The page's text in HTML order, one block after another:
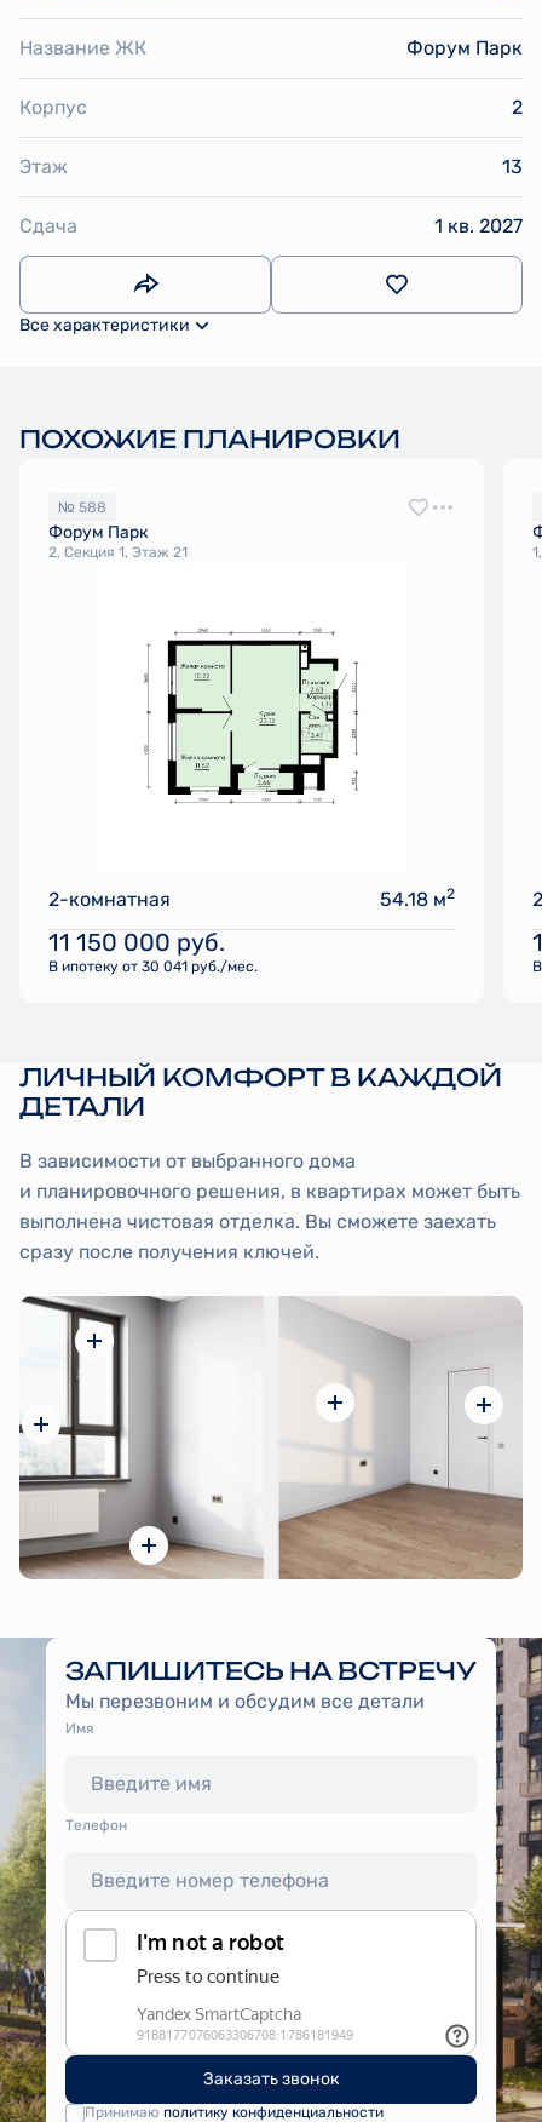
Название ЖК Форум Парк
Корпус 2
Этаж 13
Сдача 1 кв. 2027
Все характеристики
ПОХОЖИЕ ПЛАНИРОВКИ
№ 588
Форум Парк
2, Секция 1, Этаж 21
2-комнатная 54.18 м2
11 150 000 руб.
В ипотеку от 30 041 руб./мес.
ЛИЧНЫЙ КОМФОРТ В КАЖДОЙ
ДЕТАЛИ
В зависимости от выбранного дома
и планировочного решения, в квартирах может быть
выполнена чистовая отделка. Вы сможете заехать
сразу после получения ключей.
ЗАПИШИТЕСЬ НА ВСТРЕЧУ
Мы перезвоним и обсудим все детали
Имя
Tелефон
Заказать звонок
Принимаю политику конфиденциальности